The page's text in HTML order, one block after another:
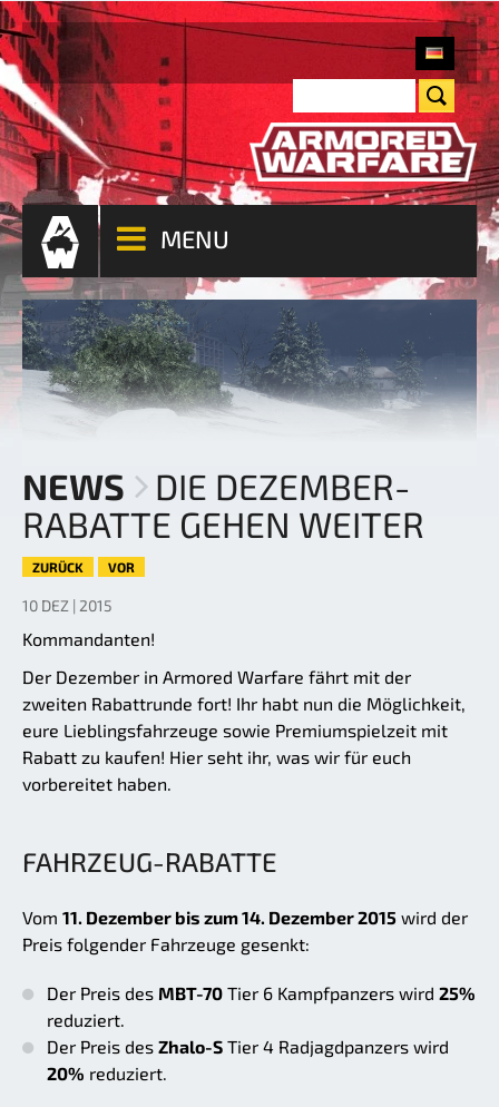
MENU
NEWS
DIE DEZEMBER-
RABATTE GEHEN WEITER
ZURÜCK VOR
10 DEZ | 2015
Kommandanten!
Der Dezember in Armored Warfare fährt mit der
zweiten Rabattrunde fort! Ihr habt nun die Möglichkeit,
eure Lieblingsfahrzeuge sowie Premiumspielzeit mit
Rabatt zu kaufen! Hier seht ihr, was wir für euch
vorbereitet haben.
FAHRZEUG-RABATTE
Vom 11. Dezember bis zum 14. Dezember 2015 wird der
Preis folgender Fahrzeuge gesenkt:
Der Preis des MBT-70 Tier 6 Kampfpanzers wird 25%
reduziert.
Der Preis des Zhalo-S Tier 4 Radjagdpanzers wird
20% reduziert.